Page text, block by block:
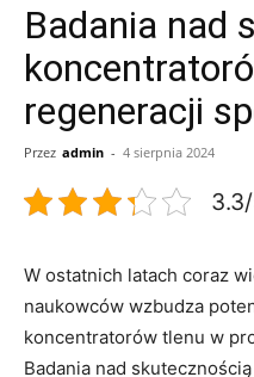
Badania nad
regeneracji
Przez admin - 4 sierpnia 2024
W ostatnich latach coraz
naukowców wzbudza
koncentratorów tlenu w
Badania ‍nad